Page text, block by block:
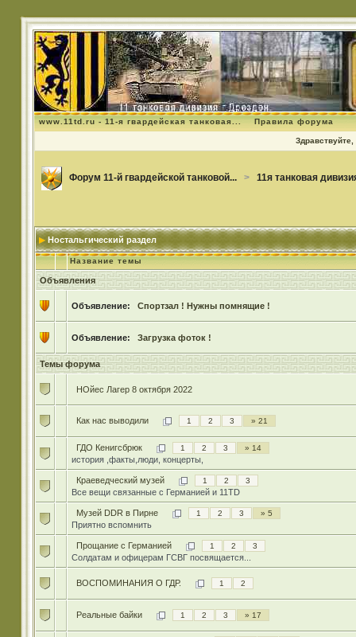
www.11td.ru - 11-я гвардейская танковая... Правила форума
Здравствуйте,
Форум 11-й гвардейской танковой... > 11я танковая
Ностальгический раздел
Название темы
Объявления
Объявление: Спортзал ! Нужны помнящие !
Объявление: Загрузка фоток !
Темы форума
НОйес Лагер 8 октября 2022
Как нас выводили 1 2 3 » 21
ГДО Кенигсбрюк 1 2 3 » 14
история ,факты,люди, концерты,
Краеведческий музей 1 2 3
Все вещи связанные с Германией и 11TD
Музей DDR в Пирне 1 2 3 » 5
Приятно вспомнить
Прощание с Германией 1 2 3
Солдатам и офицерам ГСВГ посвящается...
ВОСПОМИНАНИЯ О ГДР. 1 2
Реальные байки 1 2 3 » 17